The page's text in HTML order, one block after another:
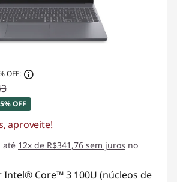
OFF:
OFF
:
aproveite!
até 12x de R$341,76 sem juros no
Intel® Core™ 3 100U (núcleos de